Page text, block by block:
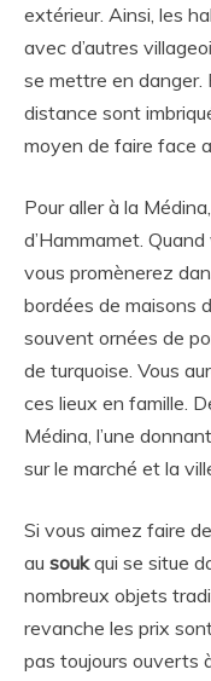
extérieur. Ainsi, les
avec d’autres
se mettre en danger.
distance sont
moyen de faire face
Pour aller à la
d’Hammamet.
vous promènerez
bordées de maisons
souvent ornées de
de turquoise. Vous
ces lieux en famille.
Médina, l’une
sur le marché et la
Si vous aimez faire
au souk qui se situe
nombreux objets
revanche les prix
pas toujours ouverts